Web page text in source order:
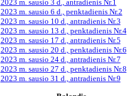
2023 m. sausio 3 d., antradienis Nr.1
2023 m. sausio 6 d., penktadienis Nr.2
2023 m. sausio 10 d., antradienis Nr.3
2023 m. sausio 13 d., penktadienis Nr.4
2023 m. sausio 17 d., antradienis Nr.5
2023 m. sausio 20 d., penktadienis Nr.6
2023 m. sausio 24 d., antradienis Nr.7
2023 m. sausio 27 d., penktadienis Nr.8
2023 m. sausio 31 d., antradienis Nr.9